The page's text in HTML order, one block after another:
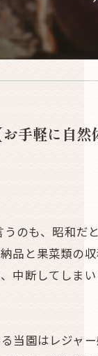
手軽に自然
も、昭和だと
品と果菜類の
中断してしま
当園はレジャ